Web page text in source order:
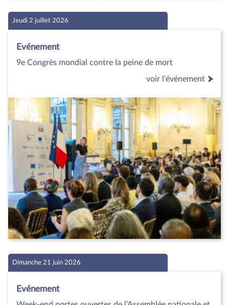
Jeudi 2 juillet 2026
Evénement
9e Congrès mondial contre la peine de mort
voir l'événement
Dimanche 21 juin 2026
Evénement